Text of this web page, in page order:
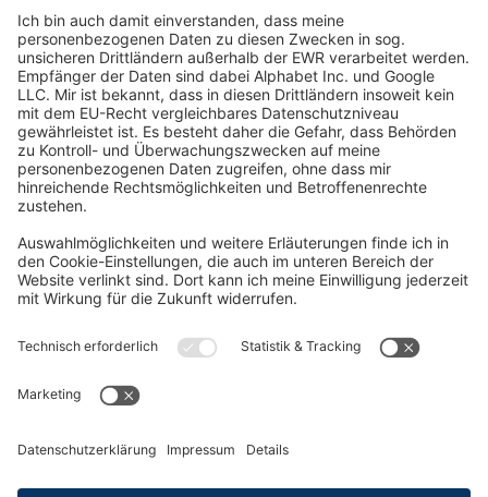
Social Media
Oft Gesucht
Rund um die Prüfung
Datenschutzerklärung
Widerrufsrecht
Versandinformationen
Erklärung zur Barrierefreiheit